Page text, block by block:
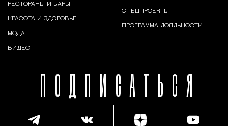
ПОДПИСАТЬСЯ
РЕСТОРАНЫ И БАРЫ
КРАСОТА И ЗДОРОВЬЕ
МОДА
ВИДЕО
СПЕЦПРОЕКТЫ
ПРОГРАММА ЛОЯЛЬНОСТИ